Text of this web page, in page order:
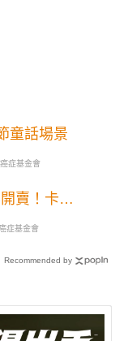
童話場景
症基金會
賣！卡司
症基金會
Recommended by